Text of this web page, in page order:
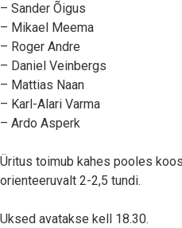
– Sander Õigus
– Mikael Meema
– Roger Andre
– Daniel Veinbergs
– Mattias Naan
– Karl-Alari Varma
– Ardo Asperk
Üritus toimub kahes pooles
orienteeruvalt 2-2,5 tundi.
Uksed avatakse kell 18.30.